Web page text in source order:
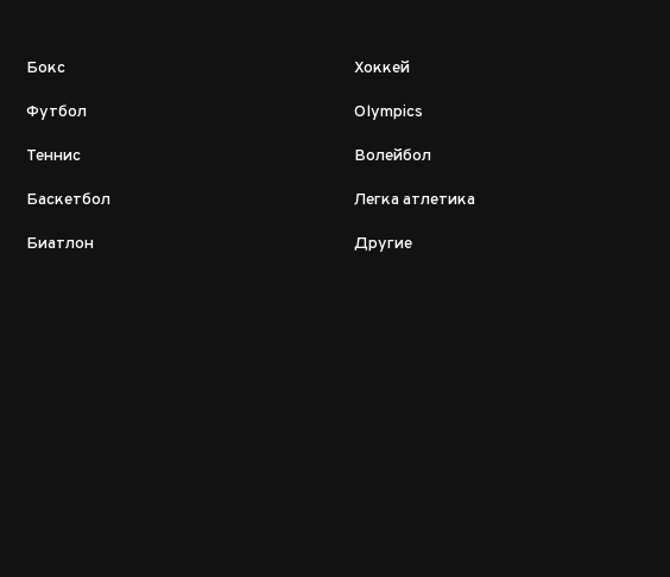
Бокс
Футбол
Теннис
Баскетбол
Биатлон
Хоккей
Olympics
Волейбол
Легка атлетика
Другие